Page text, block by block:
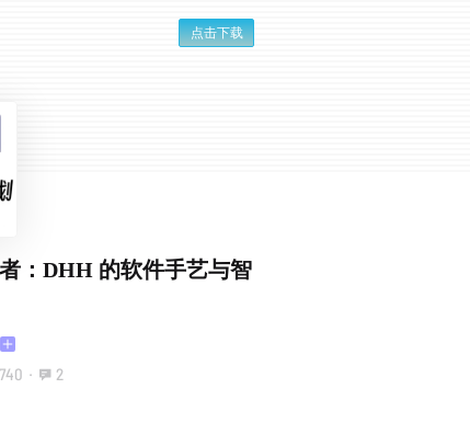
点击下载
：DHH 的软件手艺与智
· 2